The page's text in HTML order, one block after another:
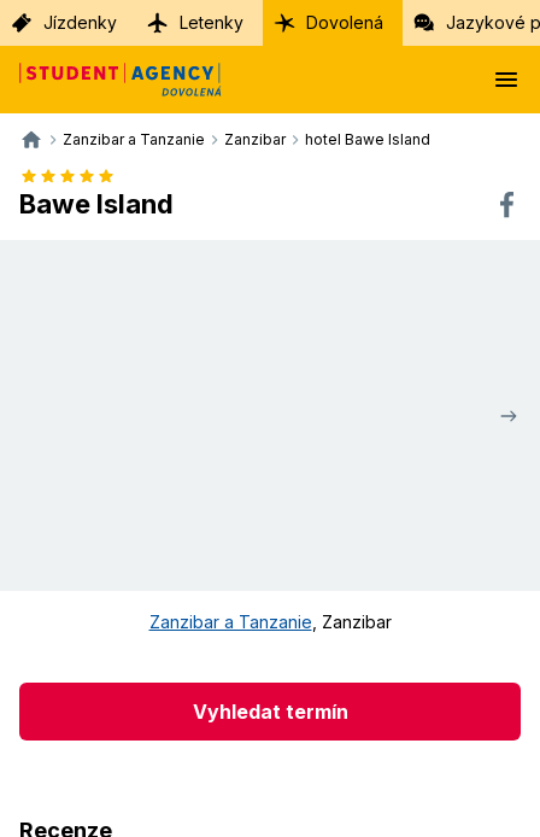
Jízdenky Letenky Dovolená Jazykové
Zanzibar a Tanzanie Zanzibar hotel Bawe Island
Bawe Island
Zanzibar a Tanzanie Zanzibar
Vyhledat termín
Recenze